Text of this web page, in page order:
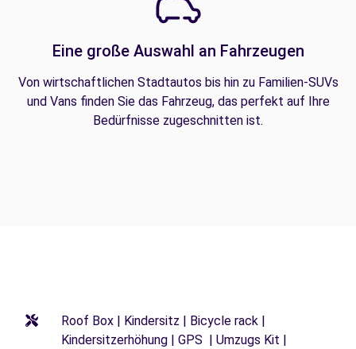
Eine große Auswahl an Fahrzeugen
Von wirtschaftlichen Stadtautos bis hin zu Familien-SUVs
und Vans finden Sie das Fahrzeug, das perfekt auf Ihre
Bedürfnisse zugeschnitten ist.
Roof Box | Kindersitz | Bicycle rack |
Kindersitzerhöhung | GPS | Umzugs Kit |